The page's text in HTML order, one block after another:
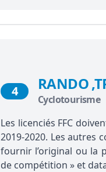
4 RANDO
Cyclotourisme
Les licenciés FFC
2019-2020. Les autres
fournir l’original ou la
de compétition » et